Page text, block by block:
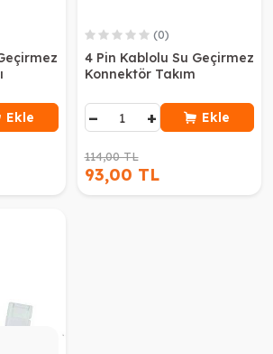
Ekle
(0)
4 Pin Kablolu Su Geçirmez
Konnektör Takım
− + Ekle
114,00 TL
93,00 TL